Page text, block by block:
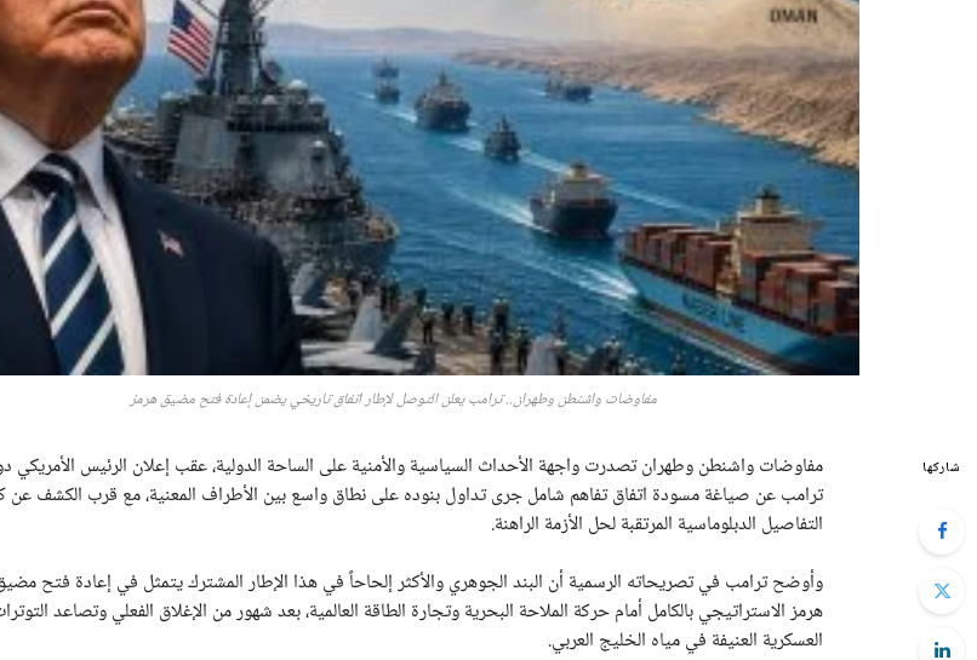
مفاوضات واشنطن وطهران.. ترامب يعلن التوصل لإطار اتفاق تاريخي يضمن إعادة فتح مضيق هرمز
شاركها
مفاوضات واشنطن وطهران تصدرت واجهة الأحداث السياسية والأمنية على الساحة الدولية، عقب إعلان الرئيس الأمريكي
ترامب عن صياغة مسودة اتفاق تفاهم شامل جرى تداول بنوده على نطاق واسع بين الأطراف المعنية، مع قرب الكشف عن
التفاصيل الدبلوماسية المرتقبة لحل الأزمة الراهنة.
وأوضح ترامب في تصريحاته الرسمية أن البند الجوهري والأكثر إلحاحاً في هذا الإطار المشترك يتمثل في إعادة فتح
هرمز الاستراتيجي بالكامل أمام حركة الملاحة البحرية وتجارة الطاقة العالمية، بعد شهور من الإغلاق الفعلي وتصاعد
العسكرية العنيفة في مياه الخليج العربي.